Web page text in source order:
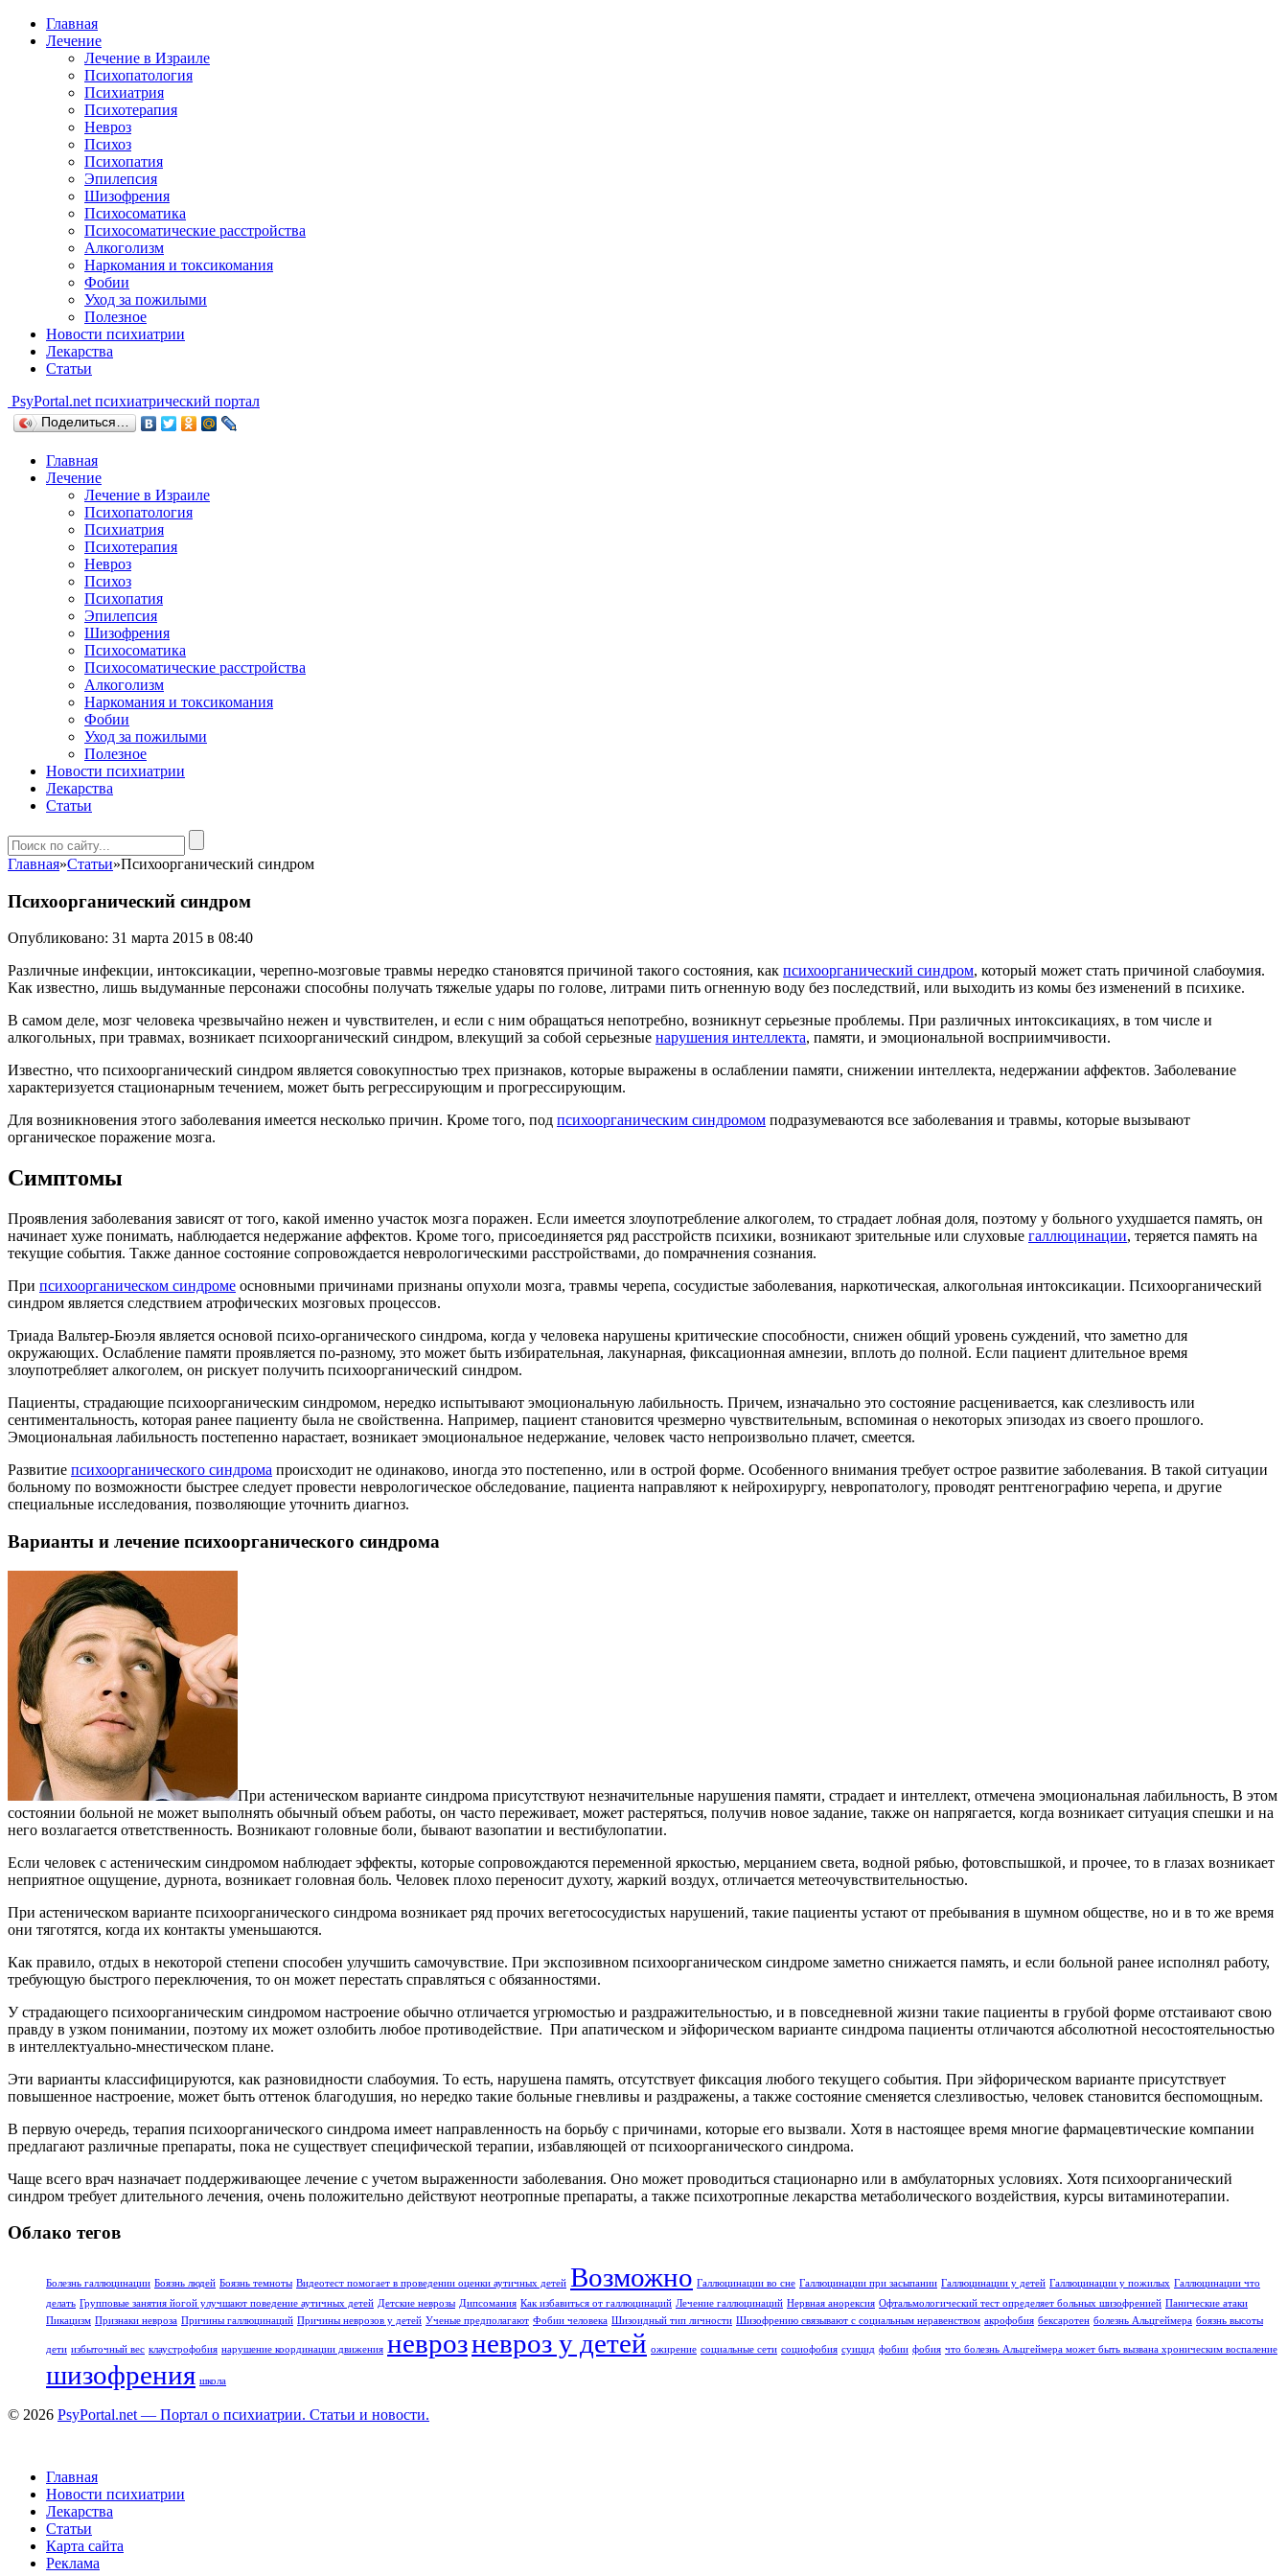
Главная
Лечение
Лечение в Израиле
Психопатология
Психиатрия
Психотерапия
Невроз
Психоз
Психопатия
Эпилепсия
Шизофрения
Психосоматика
Психосоматические расстройства
Алкоголизм
Наркомания и токсикомания
Фобии
Уход за пожилыми
Полезное
Новости психиатрии
Лекарства
Статьи
PsyPortal.net психиатрический портал
Поделиться…
Главная
Лечение
Лечение в Израиле
Психопатология
Психиатрия
Психотерапия
Невроз
Психоз
Психопатия
Эпилепсия
Шизофрения
Психосоматика
Психосоматические расстройства
Алкоголизм
Наркомания и токсикомания
Фобии
Уход за пожилыми
Полезное
Новости психиатрии
Лекарства
Статьи
Главная»Статьи»Психоорганический синдром
Психоорганический синдром
Опубликовано: 31 марта 2015 в 08:40
Различные инфекции, интоксикации, черепно-мозговые травмы нередко становятся причиной такого состояния, как психоорганический синдром, который может стать причиной слабоумия.
Как известно, лишь выдуманные персонажи способны получать тяжелые удары по голове, литрами пить огненную воду без последствий, или выходить из комы без изменений в психике.
В самом деле, мозг человека чрезвычайно нежен и чувствителен, и если с ним обращаться непотребно, возникнут серьезные проблемы. При различных интоксикациях, в том числе и
алкогольных, при травмах, возникает психоорганический синдром, влекущий за собой серьезные нарушения интеллекта, памяти, и эмоциональной восприимчивости.
Известно, что психоорганический синдром является совокупностью трех признаков, которые выражены в ослаблении памяти, снижении интеллекта, недержании аффектов. Заболевание
характеризуется стационарным течением, может быть регрессирующим и прогрессирующим.
Для возникновения этого заболевания имеется несколько причин. Кроме того, под психоорганическим синдромом подразумеваются все заболевания и травмы, которые вызывают
органическое поражение мозга.
Симптомы
Проявления заболевания зависят от того, какой именно участок мозга поражен. Если имеется злоупотребление алкоголем, то страдает лобная доля, поэтому у больного ухудшается память, он
начинает хуже понимать, наблюдается недержание аффектов. Кроме того, присоединяется ряд расстройств психики, возникают зрительные или слуховые галлюцинации, теряется память на
текущие события. Также данное состояние сопровождается неврологическими расстройствами, до помрачнения сознания.
При психоорганическом синдроме основными причинами признаны опухоли мозга, травмы черепа, сосудистые заболевания, наркотическая, алкогольная интоксикации. Психоорганический
синдром является следствием атрофических мозговых процессов.
Триада Вальтер-Бюэля является основой психо-органического синдрома, когда у человека нарушены критические способности, снижен общий уровень суждений, что заметно для
окружающих. Ослабление памяти проявляется по-разному, это может быть избирательная, лакунарная, фиксационная амнезии, вплоть до полной. Если пациент длительное время
злоупотребляет алкоголем, он рискует получить психоорганический синдром.
Пациенты, страдающие психоорганическим синдромом, нередко испытывают эмоциональную лабильность. Причем, изначально это состояние расценивается, как слезливость или
сентиментальность, которая ранее пациенту была не свойственна. Например, пациент становится чрезмерно чувствительным, вспоминая о некоторых эпизодах из своего прошлого.
Эмоциональная лабильность постепенно нарастает, возникает эмоциональное недержание, человек часто непроизвольно плачет, смеется.
Развитие психоорганического синдрома происходит не одинаково, иногда это постепенно, или в острой форме. Особенного внимания требует острое развитие заболевания. В такой ситуации
больному по возможности быстрее следует провести неврологическое обследование, пациента направляют к нейрохирургу, невропатологу, проводят рентгенографию черепа, и другие
специальные исследования, позволяющие уточнить диагноз.
Варианты и лечение психоорганического синдрома
При астеническом варианте синдрома присутствуют незначительные нарушения памяти, страдает и интеллект, отмечена эмоциональная лабильность, В этом
состоянии больной не может выполнять обычный объем работы, он часто переживает, может растеряться, получив новое задание, также он напрягается, когда возникает ситуация спешки и на
него возлагается ответственность. Возникают головные боли, бывают вазопатии и вестибулопатии.
Если человек с астеническим синдромом наблюдает эффекты, которые сопровождаются переменной яркостью, мерцанием света, водной рябью, фотовспышкой, и прочее, то в глазах возникает
неприятное ощущение, дурнота, возникает головная боль. Человек плохо переносит духоту, жаркий воздух, отличается метеочувствительностью.
При астеническом варианте психоорганического синдрома возникает ряд прочих вегетососудистых нарушений, такие пациенты устают от пребывания в шумном обществе, но и в то же время
они тяготятся, когда их контакты уменьшаются.
Как правило, отдых в некоторой степени способен улучшить самочувствие. При экспозивном психоорганическом синдроме заметно снижается память, и если больной ранее исполнял работу,
требующую быстрого переключения, то он может перестать справляться с обязанностями.
У страдающего психоорганическим синдромом настроение обычно отличается угрюмостью и раздражительностью, и в повседневной жизни такие пациенты в грубой форме отстаивают свою
правду в узком понимании, поэтому их может озлобить любое противодействие. При апатическом и эйфорическом варианте синдрома пациенты отличаются абсолютной несостоятельностью
в интеллектуально-мнестическом плане.
Эти варианты классифицируются, как разновидности слабоумия. То есть, нарушена память, отсутствует фиксация любого текущего события. При эйфорическом варианте присутствует
повышенное настроение, может быть оттенок благодушия, но нередко такие больные гневливы и раздражены, а также состояние сменяется слезливостью, человек становится беспомощным.
В первую очередь, терапия психоорганического синдрома имеет направленность на борьбу с причинами, которые его вызвали. Хотя в настоящее время многие фармацевтические компании
предлагают различные препараты, пока не существует специфической терапии, избавляющей от психоорганического синдрома.
Чаще всего врач назначает поддерживающее лечение с учетом выраженности заболевания. Оно может проводиться стационарно или в амбулаторных условиях. Хотя психоорганический
синдром требует длительного лечения, очень положительно действуют неотропные препараты, а также психотропные лекарства метаболического воздействия, курсы витаминотерапии.
Облако тегов
Болезнь галлюцинации Боязнь людей Боязнь темноты Видеотест помогает в проведении оценки аутичных детей Возможно Галлюцинации во сне Галлюцинации при засыпании Галлюцинации у детей Галлюцинации у пожилых Галлюцинации что
делать Групповые занятия йогой улучшают поведение аутичных детей Детские неврозы Дипсомания Как избавиться от галлюцинаций Лечение галлюцинаций Нервная анорексия Офтальмологический тест определяет больных шизофренией Панические атаки
Пикацизм Признаки невроза Причины галлюцинаций Причины неврозов у детей Ученые предполагают Фобии человека Шизоидный тип личности Шизофрению связывают с социальным неравенством акрофобия бексаротен болезнь Альцгеймера боязнь высоты
дети избыточный вес клаустрофобия нарушение координации движения неврозневроз у детей ожирение социальные сети социофобия суицид фобии фобия что болезнь Альцгеймера может быть вызвана хроническим воспаление
шизофрения школа
© 2026 PsyPortal.net — Портал о психиатрии. Статьи и новости.
Главная
Новости психиатрии
Лекарства
Статьи
Карта сайта
Реклама